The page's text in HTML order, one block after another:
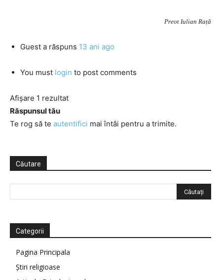
Preot Iulian Rață
Guest a răspuns 13 ani ago
You must login to post comments
Afișare 1 rezultat
Răspunsul tău
Te rog să te autentifici mai întâi pentru a trimite.
Căutare
Categorii
Pagina Principala
Știri religioase